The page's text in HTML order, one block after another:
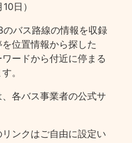
日）
バス路線の情報を収録
位置情報から探した
ードから付近に停まる
。
各バス事業者の公式サ
ンクはご自由に設定い